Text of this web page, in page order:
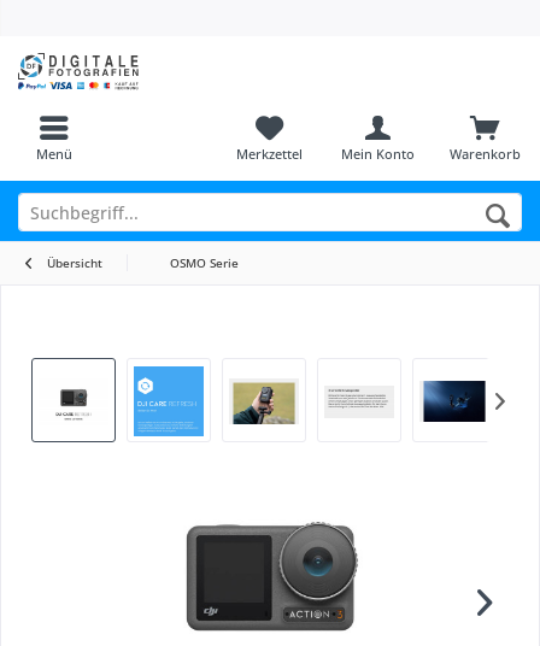
Menü Warenkorb
Merkzettel Mein Konto
Übersicht OSMO Serie